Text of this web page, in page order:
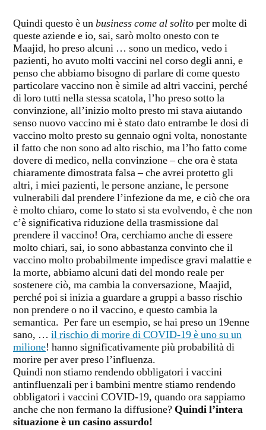
Quindi questo è unbusiness come al solitoper molte di
queste aziende e io, sai, sarò molto onesto con te
Maajid, ho preso alcuni … sono un medico, vedo i
pazienti, ho avuto molti vaccini nel corso degli anni, e
penso che abbiamo bisogno di parlare di come questo
particolare vaccino non è simile ad altri vaccini, perché
di loro tutti nella stessa scatola, l’ho preso sotto la
convinzione, all’inizio molto presto mi stava aiutando
senso nuovo vaccino mi è stato dato entrambe le dosi di
vaccino molto presto su gennaio ogni volta, nonostante
il fatto che non sono ad alto rischio, ma l’ho fatto come
dovere di medico, nella convinzione – che ora è stata
chiaramente dimostrata falsa – che avrei protetto gli
altri, i miei pazienti, le persone anziane, le persone
vulnerabili dal prendere l’infezione da me, e ciò che ora
è molto chiaro, come lo stato si sta evolvendo, è che non
c’è significativa riduzione della trasmissione dal
prendere il vaccino! Ora, cerchiamo anche di essere
molto chiari, sai, io sono abbastanza convinto che il
vaccino molto probabilmente impedisce gravi malattie e
la morte, abbiamo alcuni dati del mondo reale per
sostenere ciò, ma cambia la conversazione, Maajid,
perché poi si inizia a guardare a gruppi a basso rischio
non prendere o no il vaccino, e questo cambia la
semantica. Per fare un esempio, se hai preso un 19enne
sano, … il rischio di morire di COVID-19 è uno su un
milione! hanno significativamente più probabilità di
morire per aver preso l’influenza.
Quindi non stiamo rendendo obbligatori i vaccini
antinfluenzali per i bambini mentre stiamo rendendo
obbligatori i vaccini COVID-19, quando ora sappiamo
anche che non fermano la diffusione? Quindi l’intera
situazione è un casino assurdo!